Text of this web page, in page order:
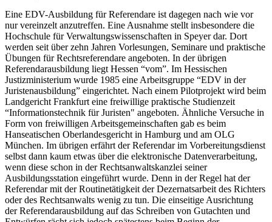
Eine EDV-Ausbildung für Referendare ist dagegen nach wie vor
nur vereinzelt anzutreffen. Eine Ausnahme stellt insbesondere die
Hochschule für Verwaltungswissenschaften in Speyer dar. Dort
werden seit über zehn Jahren Vorlesungen, Seminare und praktische
Übungen für Rechtsreferendare angeboten. In der übrigen
Referendarausbildung liegt Hessen “vom”. Im Hessischen
Justizministerium wurde 1985 eine Arbeitsgruppe “EDV in der
Juristenausbildung” eingerichtet. Nach einem Pilotprojekt wird beim
Landgericht Frankfurt eine freiwillige praktische Studienzeit
“Informationstechnik für Juristen" angeboten. Ähnliche Versuche in
Form von freiwilligen Arbeitsgemeinschaften gab es beim
Hanseatischen Oberlandesgericht in Hamburg und am OLG
München. Im übrigen erfährt der Referendar im Vorbereitungsdienst
selbst dann kaum etwas über die elektronische Datenverarbeitung,
wenn diese schon in der Rechtsanwaltskanzlei seiner
Ausbildungsstation eingeführt wurde. Denn in der Regel hat der
Referendar mit der Routinetätigkeit der Dezernatsarbeit des Richters
oder des Rechtsanwalts wenig zu tun. Die einseitige Ausrichtung
der Referendarausbildung auf das Schreiben von Gutachten und